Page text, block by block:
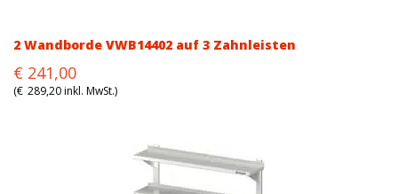
2 Wandborde VWB14402 auf 3 Zahnleisten
Original
price
€ 241,00
price
(€ 289,20inkl. MwSt.)